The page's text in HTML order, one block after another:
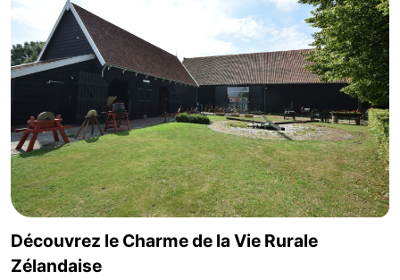
Piscines
-
Faire
du
vélo
Randonnée
-
Équitation
-
Terrains
de
-
Surfen
-
Découvrez le Charme de la Vie Rurale
Zélandaise